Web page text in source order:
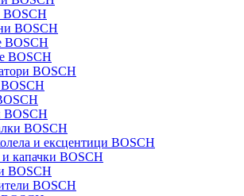
BOSCH
BOSCH
BOSCH
BOSCH
BOSCH
BOSCH
и ексцентици BOSCH
капачки BOSCH
BOSCH
BOSCH